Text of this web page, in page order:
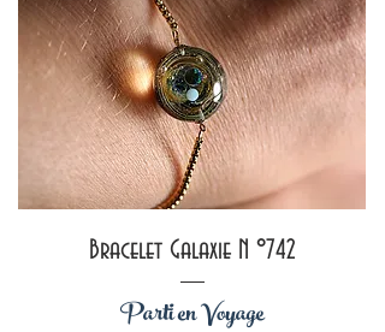
Bracelet Galaxie N °742
Parti en Voyage